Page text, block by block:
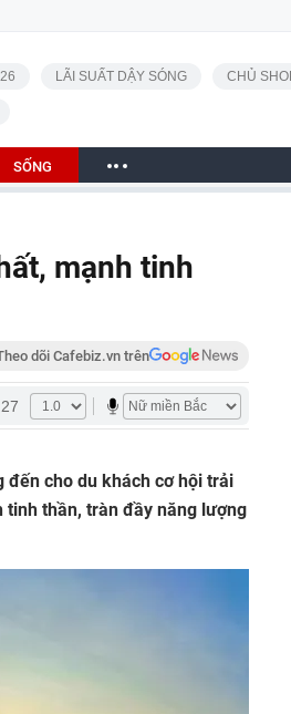
LÃI SUẤT DẬY SÓNG CHỦ
SỐNG
mạnh tinh
dõi Cafebiz.vn trên
đến cho du khách cơ hội trải
tinh thần, tràn đầy năng lượng